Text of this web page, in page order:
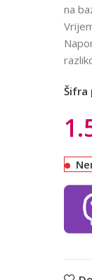
na
Šifra